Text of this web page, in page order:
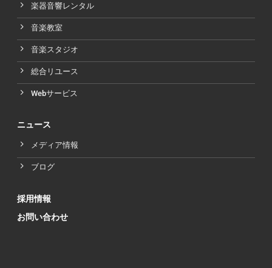
楽器音響レンタル
音楽教室
音楽スタジオ
総合リユース
Webサービス
ニュース
メディア情報
ブログ
採用情報
お問い合わせ